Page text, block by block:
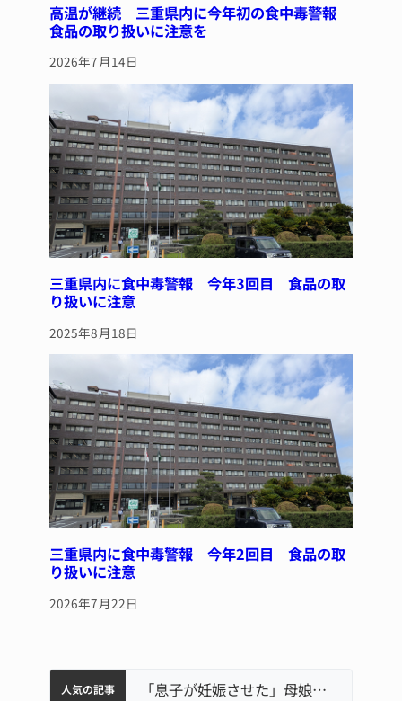
高温が継続 三重県内に今年初の食中毒警報
食品の取り扱いに注意を
2026年7月14日
三重県内に食中毒警報 今年3回目 食品の取
り扱いに注意
2025年8月18日
三重県内に食中毒警報 今年2回目 食品の取
り扱いに注意
2026年7月22日
人気の記事
名張市水道料金47％値上げへ 答申案、審議会で大筋まとまる
中学校の陶壁モニュメント 地元建設会社がボランティアで清掃 伊賀名張市立病院のDMAT、熊本地震の被災地へ 能登以来3回目の派遣 「息子が妊娠させた」母娘だまされ400万円詐欺被害 名張